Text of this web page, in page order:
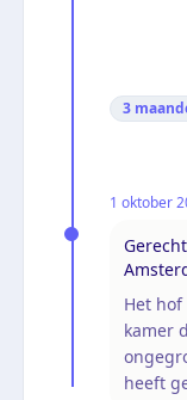
3
1 oktober
Het
kamer
heeft